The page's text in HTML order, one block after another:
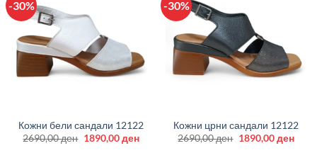
-30%
Кожни бели сандали 12122
2690,00ден Original
1890,00денCurrent
-30%
Кожни црни сандали 12122
2690,00ден Original
1890,00ден